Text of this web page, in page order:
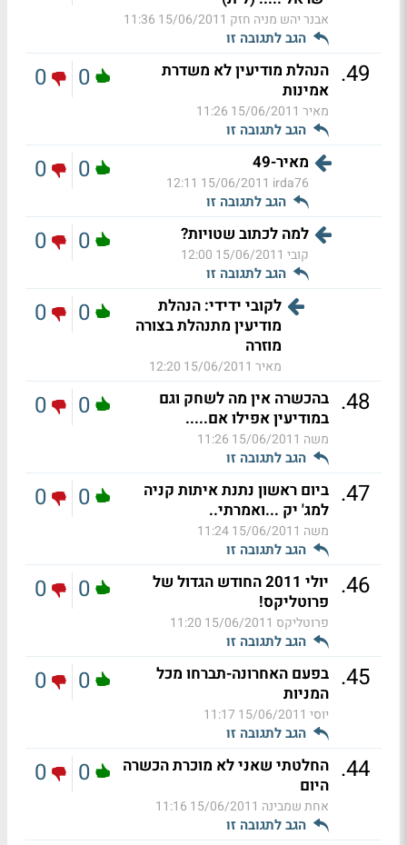
אבנר יהש מניה חזק 15/06/2011 11:36
הגב לתגובה זו
49
. הנהלת מודיעין לא משדרת
אמינות
מאיר 15/06/2011 11:26
הגב לתגובה זו
0
0
מאיר-49
irda76
15/06/2011 12:11
הגב לתגובה זו
0
0
למה לכתוב שטויות?
קובי 15/06/2011 12:00
הגב לתגובה זו
0
0
לקובי ידידי: הנהלת
מודיעין מתנהלת בצורה
מוזרה
מאיר 15/06/2011 12:20
0
0
48
. בהכשרה אין מה לשחק וגם
במודיעין אפילו אם.....
משה 15/06/2011 11:26
הגב לתגובה זו
0
0
47
. ביום ראשון נתנת איתות קניה
למג' יק ...ואמרתי..
משה 15/06/2011 11:24
הגב לתגובה זו
0
0
46
.
יולי 2011 החודש הגדול של
פרוטליקס!
פרוטליקס 15/06/2011 11:20
הגב לתגובה זו
0
0
45
. בפעם האחרונה-תברחו מכל
המניות
יוסי 15/06/2011 11:17
הגב לתגובה זו
0
0
44
. החלטתי שאני לא מוכרת הכשרה
היום
אחת שמבינה 15/06/2011 11:16
הגב לתגובה זו
0
0